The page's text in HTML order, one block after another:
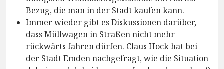
Bezug, die man in der Stadt kaufen kann.
Immer wieder gibt es Diskussionen darüber,
dass Müllwagen in Straßen nicht mehr
rückwärts fahren dürfen. Claus Hock hat bei
der Stadt Emden nachgefragt, wie die Situation